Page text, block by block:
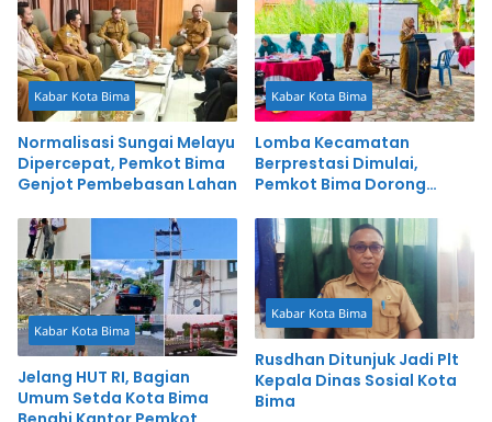
Kabar Kota Bima
Normalisasi Sungai Melayu
Dipercepat, Pemkot Bima
Genjot Pembebasan Lahan
Kabar Kota Bima
Lomba Kecamatan
Berprestasi Dimulai,
Pemkot Bima Dorong
Cepat
Kabar Kota Bima
Jelang HUT RI, Bagian
Umum Setda Kota Bima
Kabar Kota Bima
Rusdhan Ditunjuk Jadi Plt
Kepala Dinas Sosial Kota
Bima